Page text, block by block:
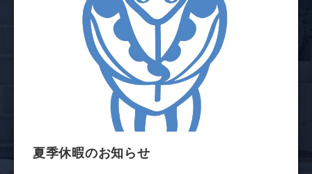
夏季休暇のお知らせ